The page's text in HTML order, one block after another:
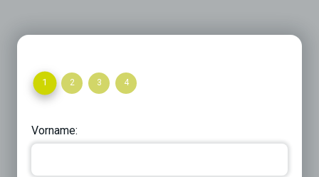
1 2 3 4
Vorname: